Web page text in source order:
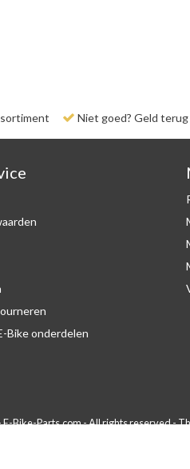
Niet goed? Geld terug
Bike onderdelen
Bike-Parts.com - All rights reserved -